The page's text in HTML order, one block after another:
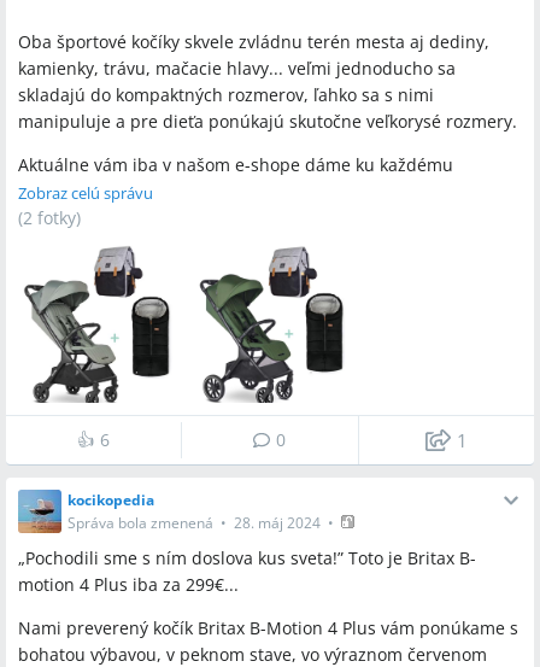
Oba športové kočíky skvele zvládnu terén mesta aj dediny,
kamienky, trávu, mačacie hlavy... veľmi jednoducho sa
skladajú do kompaktných rozmerov, ľahko sa s nimi
manipuluje a pre dieťa ponúkajú skutočne veľkorysé rozmery.
Aktuálne vám iba v našom e-shope dáme ku každému
zakúpenému modelu Easywalker (Jackey2 alebo Jackey2 XL)
čierny fusak Petite&Mars Jibot a MAMALETO batoh zadarmo
https://i.modrykonik.sk/easywalker_jackey2
https://i.modrykonik.sk/easywalker_jackey2_xl
Využite túto jedinečnú akciu a kúpte si skvelý športový kočík aj
Zobraz celú správu
(2 fotky)
👍 6 0 1
kocikopedia
Správa bola zmenená • 28. máj 2024 •
„Pochodili sme s ním doslova kus sveta!” Toto je Britax B-
motion 4 Plus iba za 299€...
Nami preverený kočík Britax B-Motion 4 Plus vám ponúkame s
bohatou výbavou, v peknom stave, vo výraznom červenom